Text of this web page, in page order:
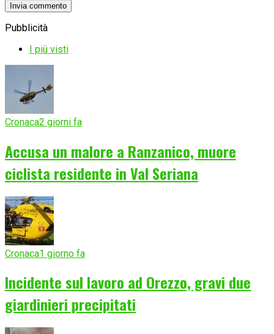
Pubblicità
I più visti
Cronaca2 giorni fa
Accusa un malore a Ranzanico, muore
ciclista residente in Val Seriana
Cronaca1 giorno fa
Incidente sul lavoro ad Orezzo, gravi due
giardinieri precipitati